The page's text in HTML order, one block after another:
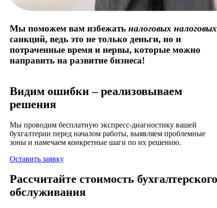
Мы поможем вам избежать налоговых налоговых
санкций, ведь это не только деньги, но и
потраченные время и нервы, которые можно
направить на развитие бизнеса!
Видим ошибки – реализовываем
решения
Мы проводим бесплатную экспресс-диагностику вашей
бухгалтерии перед началом работы, выявляем проблемные
зоны и намечаем конкретные шаги по их решению.
Оставить заявку
Рассчитайте стоимость бухгалтерского
обслуживания